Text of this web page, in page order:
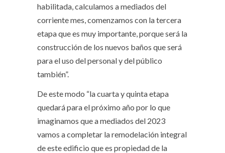
habilitada, calculamos a mediados del
corriente mes, comenzamos con la tercera
etapa que es muy importante, porque será la
construcción de los nuevos baños que será
para el uso del personal y del público
también”.
De este modo “la cuarta y quinta etapa
quedará para el próximo año por lo que
imaginamos que a mediados del 2023
vamos a completar la remodelación integral
de este edificio que es propiedad de la